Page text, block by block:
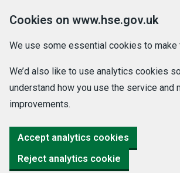
Cookies on www.hse.gov.uk
We use some essential cookies to
We’d also like to use analytics cookies
understand how you use the service and
improvements.
Accept analytics cookies
Reject analytics cookie